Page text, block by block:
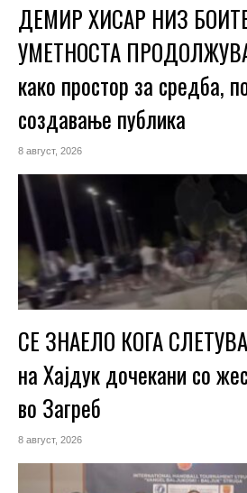
ДЕМИР ХИСАР НИЗ
УМЕТНОСТА ПРОДОЛЖУВА
како простор за средба,
создавање публика
8 август, 2026
СЕ ЗНАЕЛО КОГА
на Хајдук дочекани со
во Загреб
8 август, 2026